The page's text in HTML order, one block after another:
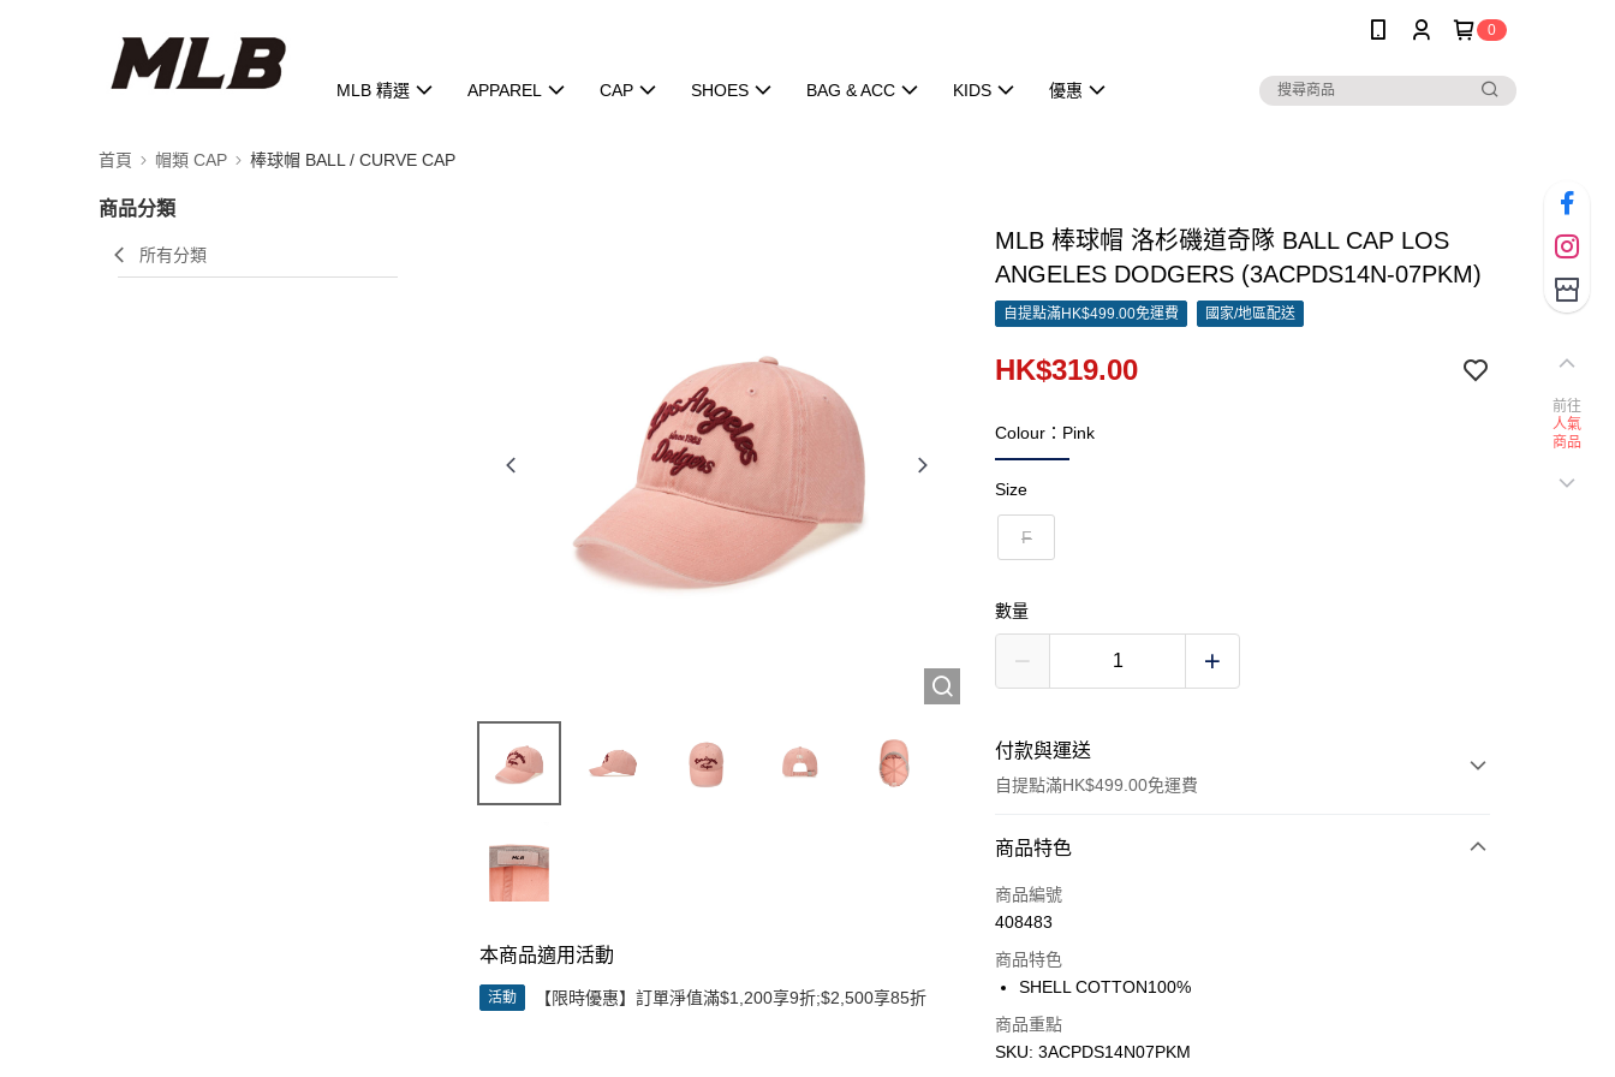
0
MLB 精選 APPAREL CAP SHOES BAG & ACC KIDS 優惠
首頁 帽類 CAP 棒球帽 BALL / CURVE CAP
商品分類
所有分類
本商品適用活動
活動 【限時優惠】訂單淨值滿$1,200享9折;$2,500享85折
MLB 棒球帽 洛杉磯道奇隊 BALL CAP LOS
ANGELES DODGERS (3ACPDS14N-07PKM)
自提點滿HK$499.00免運費 國家/地區配送
HK$319.00
Colour：Pink
Size
F
數量
付款與運送
自提點滿HK$499.00免運費
付款方式
信用卡
Google Pay
AlipayHK
商品特色
商品編號
408483
商品特色
SHELL COTTON100%
商品重點
SKU: 3ACPDS14N07PKM
前往
人氣
商品